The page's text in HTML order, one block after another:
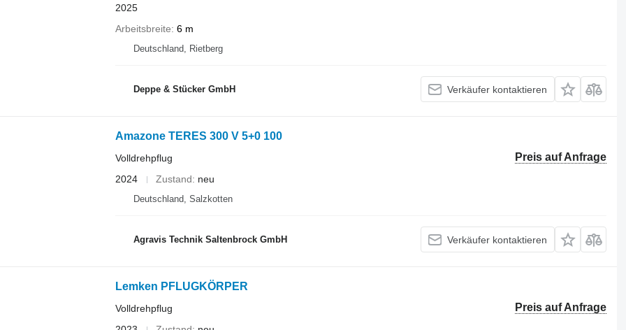
2025
Arbeitsbreite 6 m
Deutschland, Rietberg
Deppe & Stücker GmbH Verkäufer kontaktieren
Amazone TERES 300 V 5+0 100
Preis auf Anfrage
Volldrehpflug
2024
Zustand neu
Deutschland, Salzkotten
Agravis Technik Saltenbrock GmbH Verkäufer kontaktieren
Lemken PFLUGKÖRPER
Preis auf Anfrage
Volldrehpflug